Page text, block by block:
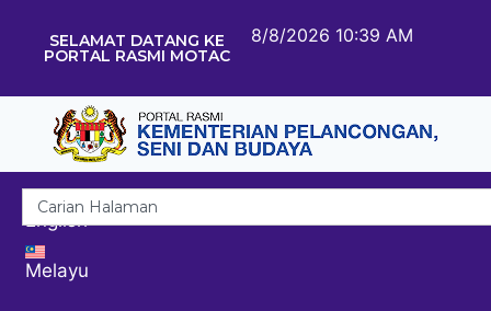
SELAMAT DATANG KE
PORTAL RASMI MOTAC
8/8/2026 10:39 AM
English
Melayu